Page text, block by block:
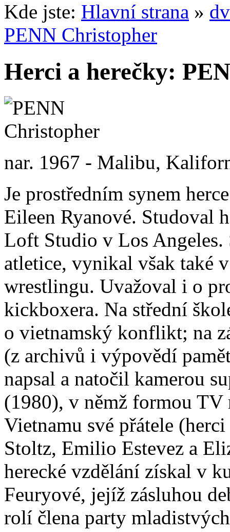
Kde jste: Hlavní strana »
PENN Christopher
Herci a herečky:
nar. 1967 - Malibu,
Je prostředním synem
Eileen Ryanové. Studoval
Loft Studio v Los Angeles.
atletice, vynikal však také
wrestlingu. Uvažoval i o
kickboxera. Na střední
o vietnamský konflikt; na
(z archivů i výpovědí
napsal a natočil kamerou
(1980), v němž formou TV
Vietnamu své přátele
Stoltz, Emilio Estevez a
herecké vzdělání získal v
Feuryové, jejíž zásluhou
rolí člena party